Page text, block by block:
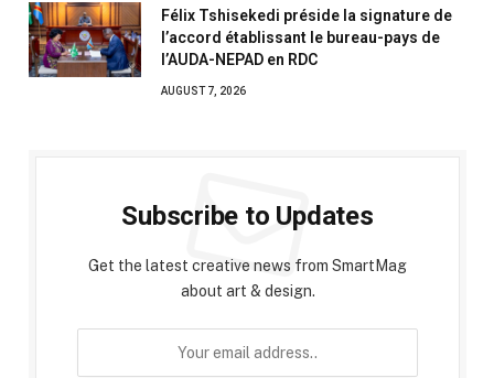
Félix Tshisekedi préside la signature de
l’accord établissant le bureau-pays de
l’AUDA-NEPAD en RDC
AUGUST 7, 2026
Subscribe to Updates
Get the latest creative news from SmartMag
about art & design.